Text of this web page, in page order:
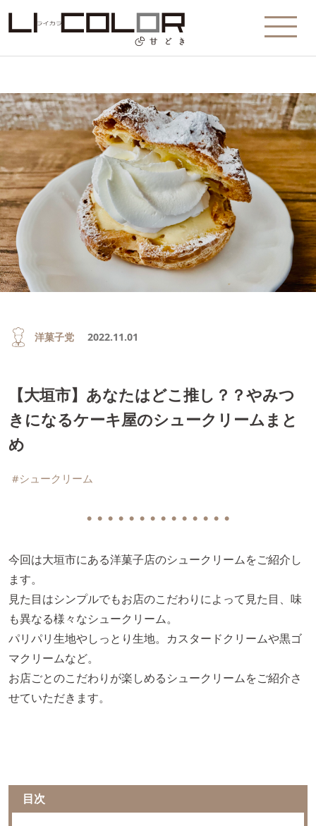
洋菓子党 2022.11.01
【大垣市】あなたはどこ推し？？やみつ
きになるケーキ屋のシュークリームまと
め
#シュークリーム
● ● ● ● ● ● ● ● ● ● ● ● ● ●
今回は大垣市にある洋菓子店のシュークリームをご紹介し
ます。
見た目はシンプルでもお店のこだわりによって見た目、味
も異なる様々なシュークリーム。
パリパリ生地やしっとり生地。カスタードクリームや黒ゴ
マクリームなど。
お店ごとのこだわりが楽しめるシュークリームをご紹介さ
せていただきます。
目次